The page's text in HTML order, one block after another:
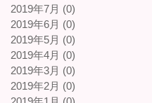
2019年7月 (0)
2019年6月 (0)
2019年5月 (0)
2019年4月 (0)
2019年3月 (0)
2019年2月 (0)